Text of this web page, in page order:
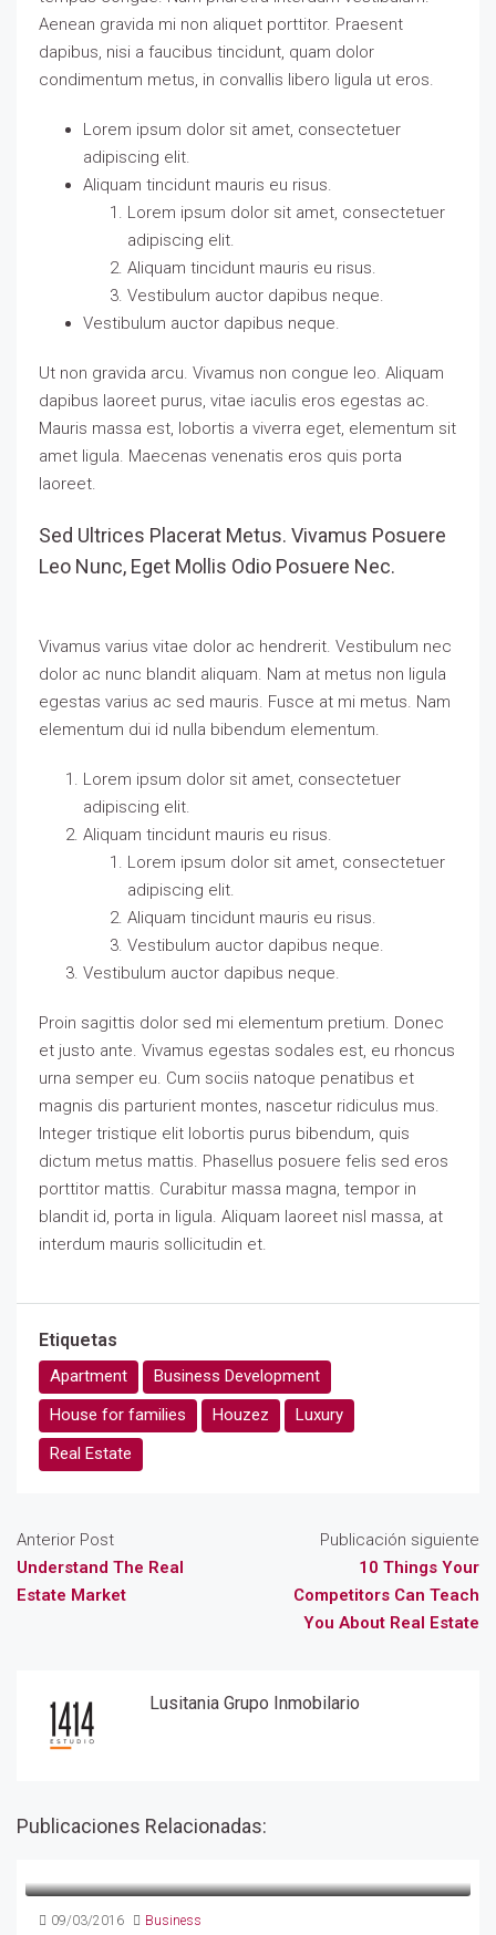
Aenean gravida mi non aliquet porttitor. Praesent
dapibus, nisi a faucibus tincidunt, quam dolor
condimentum metus, in convallis libero ligula ut eros.
Lorem ipsum dolor sit amet, consectetuer
adipiscing elit.
Aliquam tincidunt mauris eu risus.
Lorem ipsum dolor sit amet, consectetuer
adipiscing elit.
Aliquam tincidunt mauris eu risus.
Vestibulum auctor dapibus neque.
Vestibulum auctor dapibus neque.
Ut non gravida arcu. Vivamus non congue leo. Aliquam
dapibus laoreet purus, vitae iaculis eros egestas ac.
Mauris massa est, lobortis a viverra eget, elementum sit
amet ligula. Maecenas venenatis eros quis porta
laoreet.
Sed Ultrices Placerat Metus. Vivamus Posuere
Leo Nunc, Eget Mollis Odio Posuere Nec.
Vivamus varius vitae dolor ac hendrerit. Vestibulum nec
dolor ac nunc blandit aliquam. Nam at metus non ligula
egestas varius ac sed mauris. Fusce at mi metus. Nam
elementum dui id nulla bibendum elementum.
Lorem ipsum dolor sit amet, consectetuer
adipiscing elit.
Aliquam tincidunt mauris eu risus.
Lorem ipsum dolor sit amet, consectetuer
adipiscing elit.
Aliquam tincidunt mauris eu risus.
Vestibulum auctor dapibus neque.
Vestibulum auctor dapibus neque.
Proin sagittis dolor sed mi elementum pretium. Donec
et justo ante. Vivamus egestas sodales est, eu rhoncus
urna semper eu. Cum sociis natoque penatibus et
magnis dis parturient montes, nascetur ridiculus mus.
Integer tristique elit lobortis purus bibendum, quis
dictum metus mattis. Phasellus posuere felis sed eros
porttitor mattis. Curabitur massa magna, tempor in
blandit id, porta in ligula. Aliquam laoreet nisl massa, at
interdum mauris sollicitudin et.
Etiquetas
Apartment
Business Development
House for families
Houzez
Luxury
Real Estate
Anterior Post
Understand The Real
Estate Market
Publicación siguiente
10 Things Your
Competitors Can Teach
You About Real Estate
Lusitania Grupo Inmobilario
Publicaciones Relacionadas:
09/03/2016 Business